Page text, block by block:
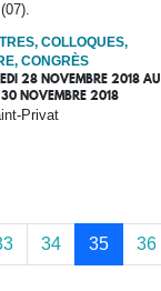
COLLOQUES,
CONGRÈS
28 NOVEMBRE 2018AU
30 NOVEMBRE 2018
Privat
34 35 36